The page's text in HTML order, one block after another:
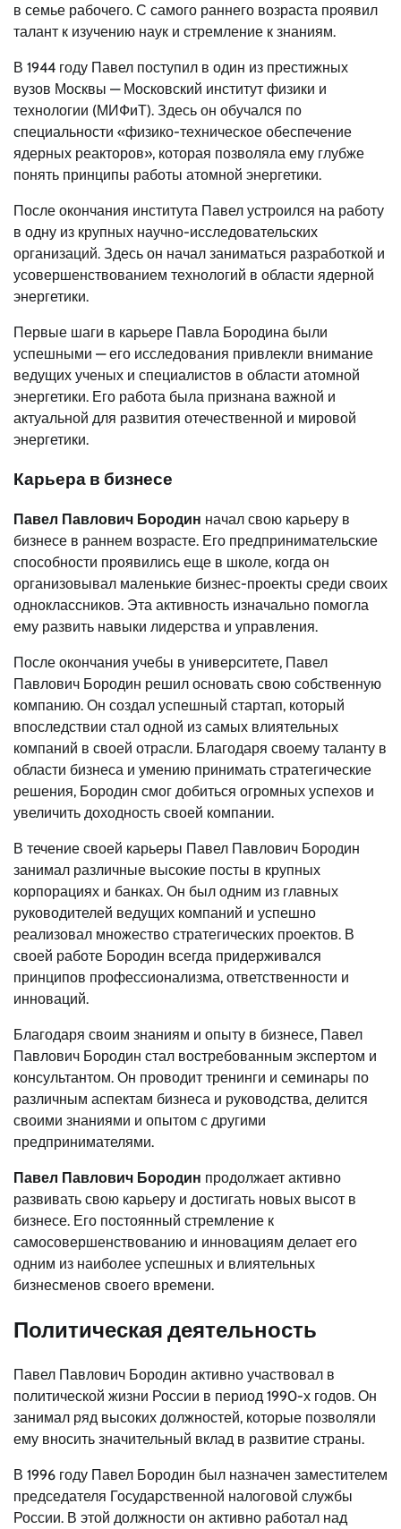
в семье рабочего. С самого раннего возраста проявил
талант к изучению наук и стремление к знаниям.
В 1944 году Павел поступил в один из престижных
вузов Москвы — Московский институт физики и
технологии (МИФиТ). Здесь он обучался по
специальности «физико-техническое обеспечение
ядерных реакторов», которая позволяла ему глубже
понять принципы работы атомной энергетики.
После окончания института Павел устроился на работу
в одну из крупных научно-исследовательских
организаций. Здесь он начал заниматься разработкой и
усовершенствованием технологий в области ядерной
энергетики.
Первые шаги в карьере Павла Бородина были
успешными — его исследования привлекли внимание
ведущих ученых и специалистов в области атомной
энергетики. Его работа была признана важной и
актуальной для развития отечественной и мировой
энергетики.
Карьера в бизнесе
Павел Павлович Бородин начал свою карьеру в
бизнесе в раннем возрасте. Его предпринимательские
способности проявились еще в школе, когда он
организовывал маленькие бизнес-проекты среди своих
одноклассников. Эта активность изначально помогла
ему развить навыки лидерства и управления.
После окончания учебы в университете, Павел
Павлович Бородин решил основать свою собственную
компанию. Он создал успешный стартап, который
впоследствии стал одной из самых влиятельных
компаний в своей отрасли. Благодаря своему таланту в
области бизнеса и умению принимать стратегические
решения, Бородин смог добиться огромных успехов и
увеличить доходность своей компании.
В течение своей карьеры Павел Павлович Бородин
занимал различные высокие посты в крупных
корпорациях и банках. Он был одним из главных
руководителей ведущих компаний и успешно
реализовал множество стратегических проектов. В
своей работе Бородин всегда придерживался
принципов профессионализма, ответственности и
инноваций.
Благодаря своим знаниям и опыту в бизнесе, Павел
Павлович Бородин стал востребованным экспертом и
консультантом. Он проводит тренинги и семинары по
различным аспектам бизнеса и руководства, делится
своими знаниями и опытом с другими
предпринимателями.
Павел Павлович Бородин продолжает активно
развивать свою карьеру и достигать новых высот в
бизнесе. Его постоянный стремление к
самосовершенствованию и инновациям делает его
одним из наиболее успешных и влиятельных
бизнесменов своего времени.
Политическая деятельность
Павел Павлович Бородин активно участвовал в
политической жизни России в период 1990-х годов. Он
занимал ряд высоких должностей, которые позволяли
ему вносить значительный вклад в развитие страны.
В 1996 году Павел Бородин был назначен заместителем
председателя Государственной налоговой службы
России. В этой должности он активно работал над